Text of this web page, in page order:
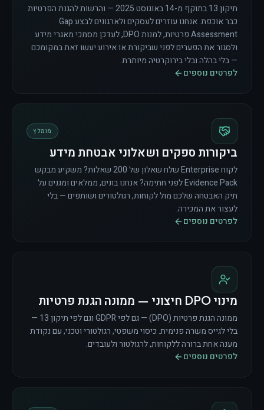
תיקון 13 בתוקף מ-14 באוגוסט 2025 — והרשות להגנת הפרטיות
כבר אוכפת. אנחנו עוזרים לעסקים ולארגונים לבצע Gap
Assessment פרטיות, למנות DPO, לעדכן מסמכי מאגרי מידע
ולסגור את הפערים לפני שביקורת או אירוע יעשו זאת במקומכם
— בלי בהלה ובלי בירוקרטיה מיותרת.
לפרטים נוספים
מומלץ
ביקורות ספקים ושאלוני אבטחת מידע
לקוח Enterprise שלח שאלון של 200 שאלות? משקיע מבקש
Evidence Pack לפני חתימה? אנחנו בונים, ממלאים ומגנים על
תיק האבטחה שלכם מול לקוחות, רגולטורים ושותפים — בלי
לעצור את המכירה.
לפרטים נוספים
מינוי DPO חיצוני — ממונה הגנת פרטיות
ממונה הגנת פרטיות (DPO) — גם לפי GDPR וגם לפי תיקון 13 —
בלי לגייס משרה פנימית. כיסוי משפטי, רגולטורי וטכני, עם נקודת
מענה אחת ברורה ללקוחות, לרגולטור ולעובדים.
לפרטים נוספים